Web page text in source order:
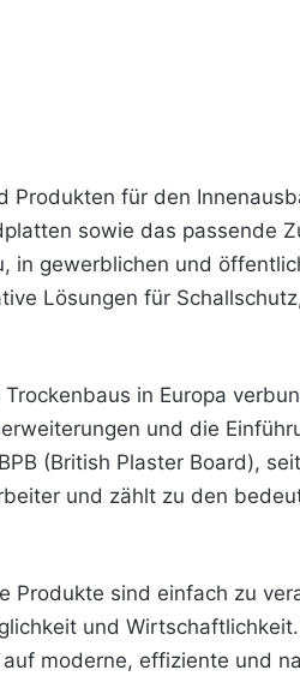
für den
sowie das passende
in gewerblichen und
Lösungen für
in Europa
und die
(British Plaster Board),
und zählt zu den
Produkte sind einfach zu
und
moderne, effiziente und